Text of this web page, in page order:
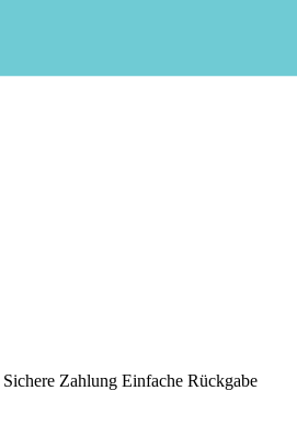
Sichere Zahlung Einfache Rückgabe